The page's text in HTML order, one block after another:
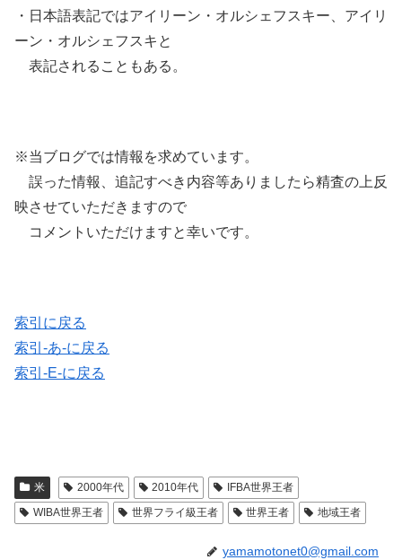
・日本語表記ではアイリーン・オルシェフスキー、アイリ
ーン・オルシェフスキと
表記されることもある。
※当ブログでは情報を求めています。
誤った情報、追記すべき内容等ありましたら精査の上反
映させていただきますので
コメントいただけますと幸いです。
索引に戻る
索引-あ-に戻る
索引-E-に戻る
米 2000年代 2010年代
IFBA世界王者
WIBA世界王者
世界フライ級王者 世界王者 地域王者
yamamotonet0@gmail.com